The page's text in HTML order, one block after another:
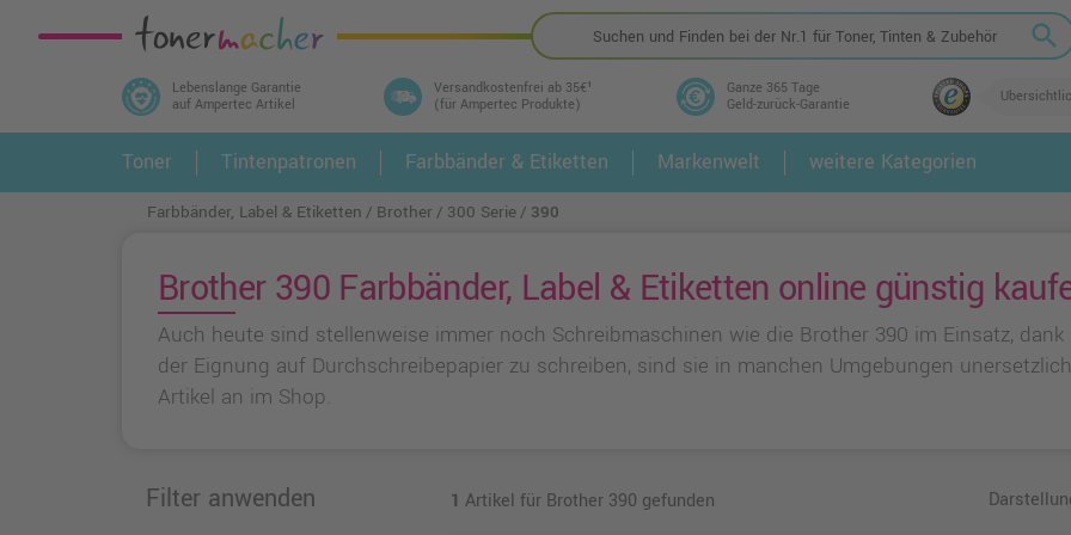
search
Lebenslange Garantie
auf Ampertec Artikel
Versandkostenfrei ab 35€¹
(für Ampertec Produkte)
Ganze 365 Tage
Geld-zurück-Garantie
In 3 einfachen Schritten ihr Druckermodell
und alle dazu passenden Artikel finden ➤ 1. 2.
Toner Tintenpatronen Farbbänder & Etiketten Markenwelt weitere Kategorien
Farbbänder, Label & Etiketten Brother 300 Serie 390
Brother 390 Farbbänder, Label & Etiketten online günstig
Auch heute sind stellenweise immer noch Schreibmaschinen wie die Brother 390 im Einsatz,
der Eignung auf Durchschreibepapier zu schreiben, sind sie in manchen Umgebungen
Artikel an im Shop.
Filter anwenden 1 Artikel für Brother 390 gefunden